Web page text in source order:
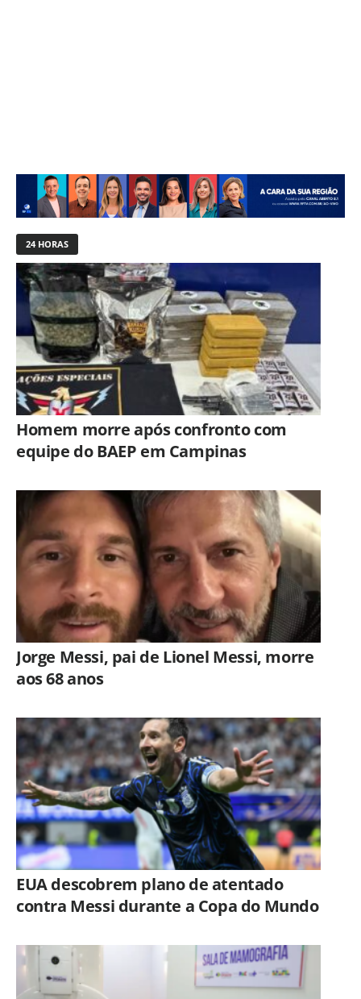
24 HORAS
Homem morre após confronto com
equipe do BAEP em Campinas
Jorge Messi, pai de Lionel Messi, morre
aos 68 anos
EUA descobrem plano de atentado
contra Messi durante a Copa do Mundo